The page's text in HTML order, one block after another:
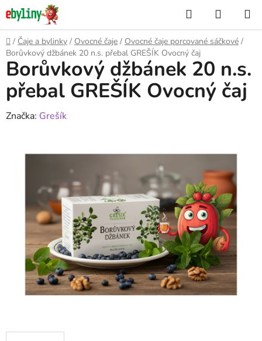
Přejít
na
obsah
Hledat
KOŠÍK
Domů
/ Čaje a bylinky / Ovocné čaje / Ovocné čaje porcované sáčkové /
Borůvkový džbánek 20 n.s. přebal GREŠÍK Ovocný čaj
Borůvkový džbánek 20 n.s.
přebal GREŠÍK Ovocný čaj
Značka: Grešík